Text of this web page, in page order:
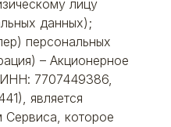
лицу
данных);
персональных
– Акционерное
7707449386,
является
Сервиса, которое